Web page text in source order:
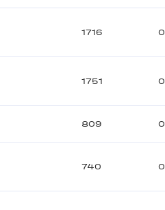
1716
1751
809
740